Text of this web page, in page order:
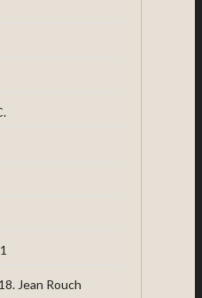
Jean Rouch